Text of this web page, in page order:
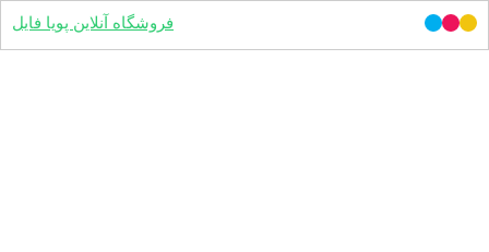
فروشگاه آنلاین پویا فایل